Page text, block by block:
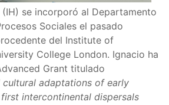
se incorporó al Departamento
Sociales el pasado
del Institute of
College London. Ignacio ha
Grant titulado
adaptations of early
intercontinental dispersals